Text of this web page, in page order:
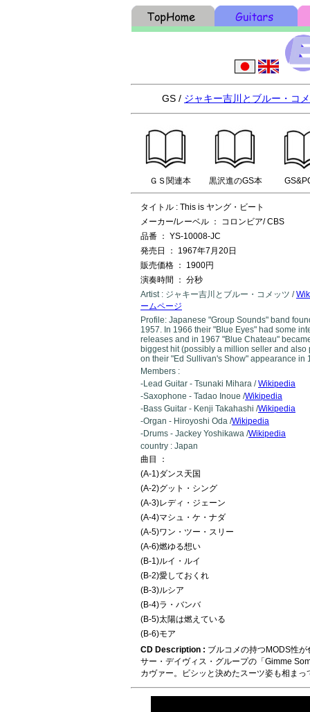
GS / ジャキー吉川とブルー・コ
ＧＳ関連本 黒沢進のGS本
タイトル : This is ヤング・ビート
メーカー/レーベル ： コロンビア/ CBS
品番 ： YS-10008-JC
発売日 ： 1967年7月20日
販売価格 ： 1900円
演奏時間 ： 分秒
Artist : ジャキー吉川とブルー・コメッツ /
ームページ
Profile: Japanese "Group Sounds" band
1957. In 1966 their "Blue Eyes" had some
releases and in 1967 "Blue Chateau"
biggest hit (possibly a million seller and also
on their "Ed Sullivan's Show" appearance in
Members :
-Lead Guitar - Tsunaki Mihara /Wikipedia
-Saxophone - Tadao Inoue /Wikipedia
-Bass Guitar - Kenji Takahashi /Wikipedia
-Organ - Hiroyoshi Oda /Wikipedia
-Drums - Jackey Yoshikawa /Wikipedia
country : Japan
曲目 ：
(A-1)ダンス天国
(A-2)グット・シング
(A-3)レディ・ジェーン
(A-4)マシュ・ケ・ナダ
(A-5)ワン・ツー・スリー
(A-6)燃ゆる想い
(B-1)ルイ・ルイ
(B-2)愛しておくれ
(B-3)ルシア
(B-4)ラ・バンバ
(B-5)太陽は燃えている
(B-6)モア
CD Description : ブルコメの持つMODS性
サー・デイヴィス・グループの「Gimme
カヴァー。ビシッと決めたスーツ姿も相ま